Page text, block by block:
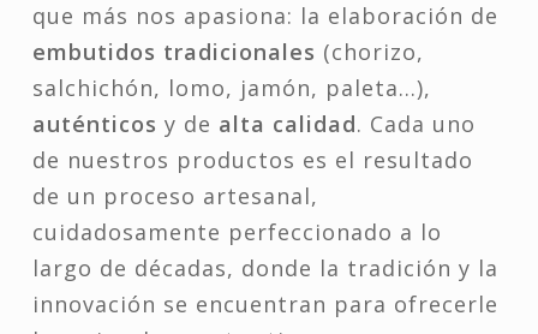
que más nos apasiona: la elaboración de
embutidos tradicionales (chorizo,
salchichón, lomo, jamón, paleta…),
auténticos y de alta calidad. Cada uno
de nuestros productos es el resultado
de un proceso artesanal,
cuidadosamente perfeccionado a lo
largo de décadas, donde la tradición y la
innovación se encuentran para ofrecerle